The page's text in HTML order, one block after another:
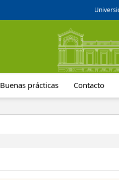
Buenas prácticas Contacto